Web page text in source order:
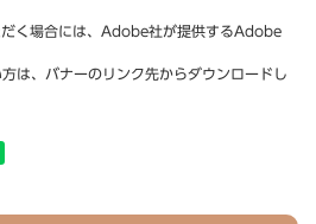
だく場合には、Adobe社が提供するAdobe
は、バナーのリンク先からダウンロードし